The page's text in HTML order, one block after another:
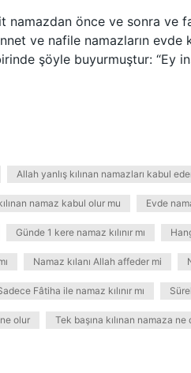
namazdan önce ve sonra ve
ve nafile namazların evde
şöyle buyurmuştur: “Ey
Allah yanlış kılınan namazları kabul
namaz kabul olur mu Evde
Günde 1 kere namaz kılınır mı
Namaz kılanı Allah affeder mi
Fâtiha ile namaz kılınır mı
olur Tek başına kılınan namaza ne